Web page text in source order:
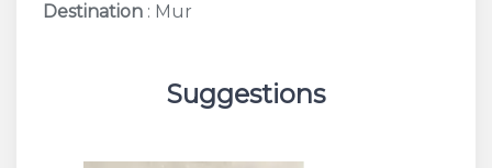
Destination : Mur
Suggestions